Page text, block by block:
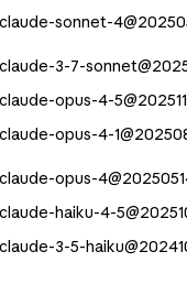
claude-sonnet-
claude-3-7-
claude-opus-4-
claude-opus-4-
claude-opus-
claude-haiku-4-
claude-3-5-